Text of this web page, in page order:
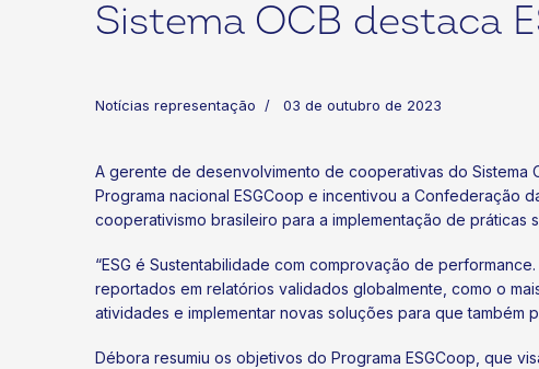
Sistema OCB destaca
Notícias representação 03 de outubro de 2023
A gerente de desenvolvimento de cooperativas do Sistema
Programa nacional ESGCoop e incentivou a Confederação
cooperativismo brasileiro para a implementação de práticas
“ESG é Sustentabilidade com comprovação de
reportados em relatórios validados globalmente, como o
atividades e implementar novas soluções para que também
Débora resumiu os objetivos do Programa ESGCoop, que